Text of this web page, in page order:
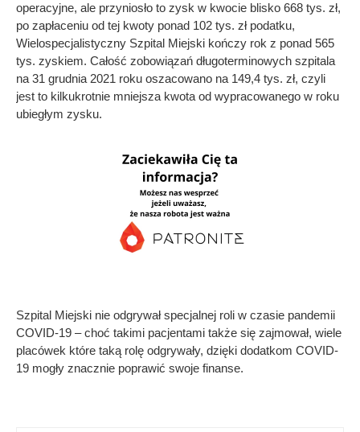
operacyjne, ale przyniosło to zysk w kwocie blisko 668 tys. zł,
po zapłaceniu od tej kwoty ponad 102 tys. zł podatku,
Wielospecjalistyczny Szpital Miejski kończy rok z ponad 565
tys. zyskiem. Całość zobowiązań długoterminowych szpitala
na 31 grudnia 2021 roku oszacowano na 149,4 tys. zł, czyli
jest to kilkukrotnie mniejsza kwota od wypracowanego w roku
ubiegłym zysku.
Szpital Miejski nie odgrywał specjalnej roli w czasie pandemii
COVID-19 – choć takimi pacjentami także się zajmował, wiele
placówek które taką rolę odgrywały, dzięki dodatkom COVID-
19 mogły znacznie poprawić swoje finanse.